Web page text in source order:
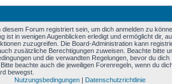
diesem Forum registriert sein, um dich anmelden zu
ist in wenigen Augenblicken erledigt und ermöglicht dir,
zuzugreifen. Die Board-Administration kann
zusätzliche Berechtigungen zuweisen. Beachte bitte
und die verwandten Regelungen, bevor du dich
beachte auch die jeweiligen Forenregeln, wenn du
bewegst.
Nutzungsbedingungen| Datenschutzrichtlinie